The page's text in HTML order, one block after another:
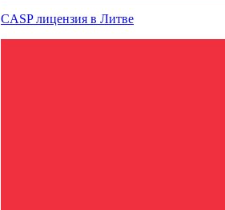
CASP лицензия в Литве